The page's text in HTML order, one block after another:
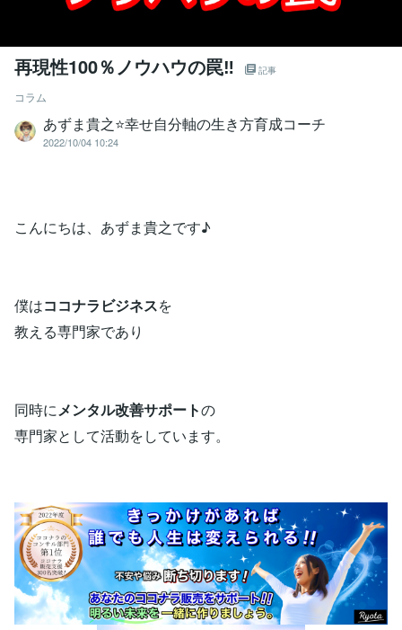
再現性100％ノウハウの罠‼ 記事
コラム
あずま貴之⭐幸せ自分軸の生き方育成コーチ
2022/10/04 10:24
こんにちは、あずま貴之です♪
僕はココナラビジネスを
教える専門家であり
同時にメンタル改善サポートの
専門家として活動をしています。